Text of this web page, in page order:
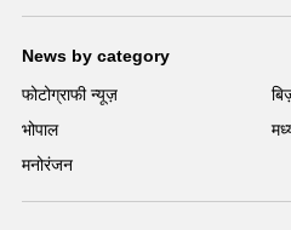
News by category
फोटोग्राफी न्यूज़
भोपाल
मनोरंजन